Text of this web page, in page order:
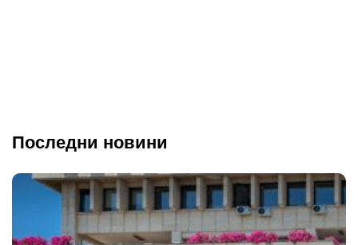
Последни новини